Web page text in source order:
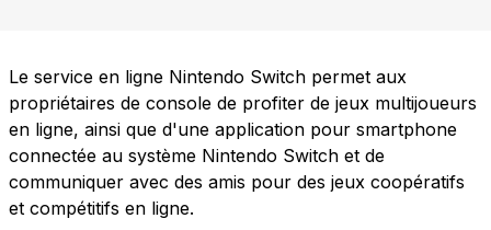
Le service en ligne Nintendo Switch permet aux
propriétaires de console de profiter de jeux multijoueurs
en ligne, ainsi que d'une application pour smartphone
connectée au système Nintendo Switch et de
communiquer avec des amis pour des jeux coopératifs
et compétitifs en ligne.